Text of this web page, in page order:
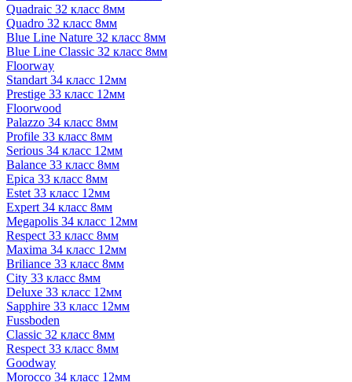
Quadraic 32 класс 8мм
Quadro 32 класс 8мм
Blue Line Nature 32 класс 8мм
Blue Line Classic 32 класс 8мм
Floorway
Standart 34 класс 12мм
Prestige 33 класс 12мм
Floorwood
Palazzo 34 класс 8мм
Profile 33 класс 8мм
Serious 34 класс 12мм
Balance 33 класс 8мм
Epica 33 класс 8мм
Estet 33 класс 12мм
Expert 34 класс 8мм
Megapolis 34 класс 12мм
Respect 33 класс 8мм
Maxima 34 класс 12мм
Briliance 33 класс 8мм
City 33 класс 8мм
Deluxe 33 класс 12мм
Sapphire 33 класс 12мм
Fussboden
Classic 32 класс 8мм
Respect 33 класс 8мм
Goodway
Morocco 34 класс 12мм